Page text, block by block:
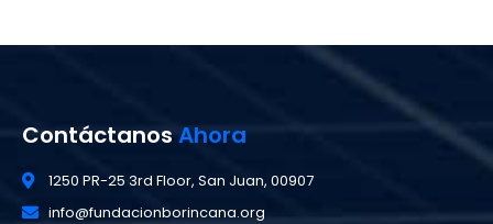
Contáctanos Ahora
1250 PR-25 3rd Floor, San Juan, 00907
info@fundacionborincana.org